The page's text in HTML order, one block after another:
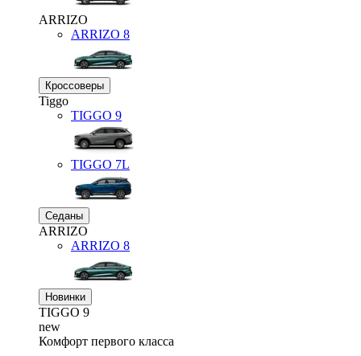
ARRIZO
ARRIZO 8
Кроссоверы
Tiggo
TIGGO 9
TIGGO 7L
Седаны
ARRIZO
ARRIZO 8
Новинки
TIGGO 9
new
Комфорт первого класса